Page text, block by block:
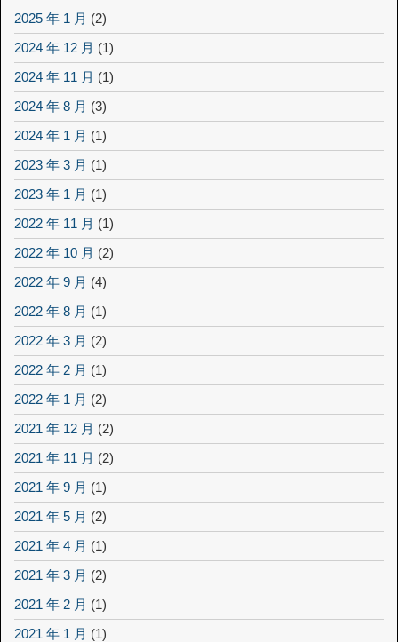
2025 年 1 月 (2)
2024 年 12 月 (1)
2024 年 11 月 (1)
2024 年 8 月 (3)
2024 年 1 月 (1)
2023 年 3 月 (1)
2023 年 1 月 (1)
2022 年 11 月 (1)
2022 年 10 月 (2)
2022 年 9 月 (4)
2022 年 8 月 (1)
2022 年 3 月 (2)
2022 年 2 月 (1)
2022 年 1 月 (2)
2021 年 12 月 (2)
2021 年 11 月 (2)
2021 年 9 月 (1)
2021 年 5 月 (2)
2021 年 4 月 (1)
2021 年 3 月 (2)
2021 年 2 月 (1)
2021 年 1 月 (1)